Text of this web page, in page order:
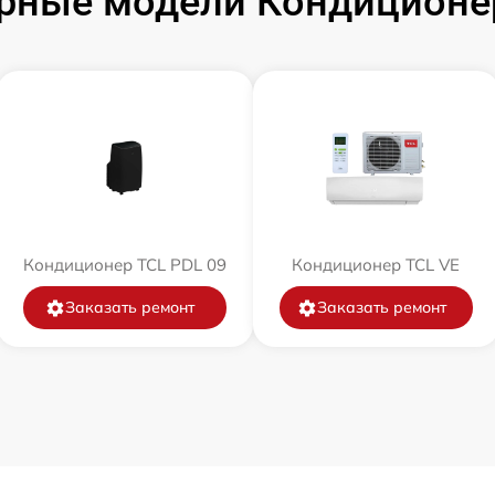
Кондиционер TCL PDL 09
Заказать ремонт
Кондиционер TCL VE
Заказать ремонт